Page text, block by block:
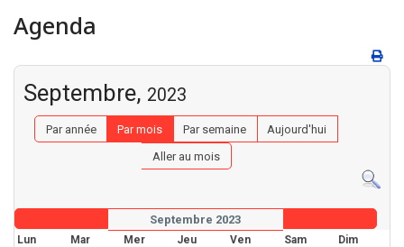
Agenda
Septembre, 2023
Par année Par mois Par semaine
Aujourd'hui
Aller au mois
Septembre 2023
Lun Mar Mer Jeu Ven Sam
Dim